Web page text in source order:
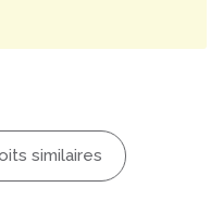
similaires